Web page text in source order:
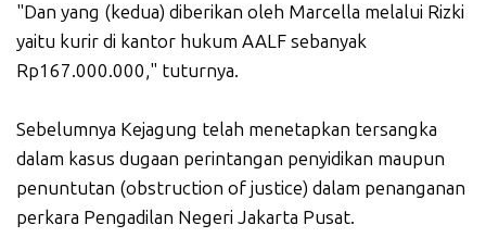
"Dan yang (kedua) diberikan oleh Marcella melalui Rizki
yaitu kurir di kantor hukum AALF sebanyak
Rp167.000.000," tuturnya.
Sebelumnya Kejagung telah menetapkan tersangka
dalam kasus dugaan perintangan penyidikan maupun
penuntutan (obstruction of justice) dalam penanganan
perkara Pengadilan Negeri Jakarta Pusat.